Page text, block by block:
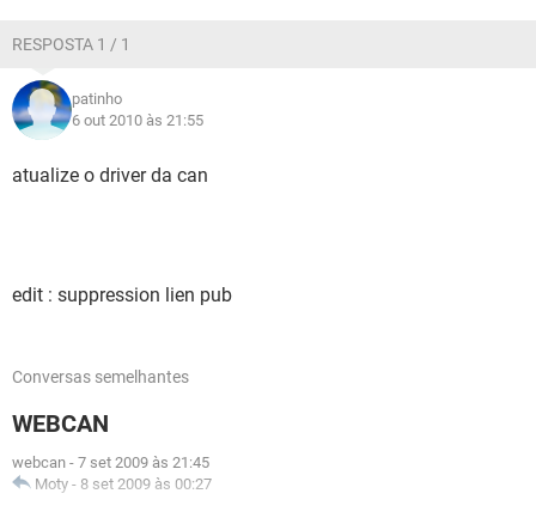
RESPOSTA 1 / 1
patinho
6 out 2010 às 21:55
atualize o driver da can
edit : suppression lien pub
Conversas semelhantes
WEBCAN
webcan - 7 set 2009 às 21:45
Moty - 8 set 2009 às 00:27